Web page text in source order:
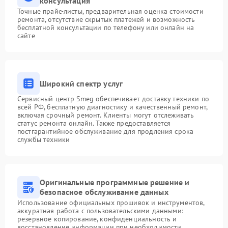
Точные прайс-листы, предварительная оценка стоимости
ремонта, отсутствие скрытых платежей и возможность
бесплатной консультации по телефону или онлайн на
сайте
Широкий спектр услуг
Сервисный центр Smeg обеспечивает доставку техники по
всей РФ, бесплатную диагностику и качественный ремонт,
включая срочный ремонт. Клиенты могут отслеживать
статус ремонта онлайн. Также предоставляется
постгарантийное обслуживание для продления срока
службы техники
Оригинальные программные решение и
безопасное обслуживание данных
Использование официальных прошивок и инструментов,
аккуратная работа с пользовательскими данными:
резервное копирование, конфиденциальность и